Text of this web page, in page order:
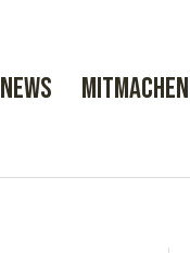
News Mitmachen